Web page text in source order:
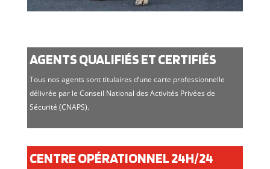
AGENTS QUALIFIÉS ET CERTIFIÉS
Tous nos agents sont titulaires d’une carte professionnelle
délivrée par le Conseil National des Activités Privées de
Sécurité (CNAPS).
CENTRE OPÉRATIONNEL 24H/24